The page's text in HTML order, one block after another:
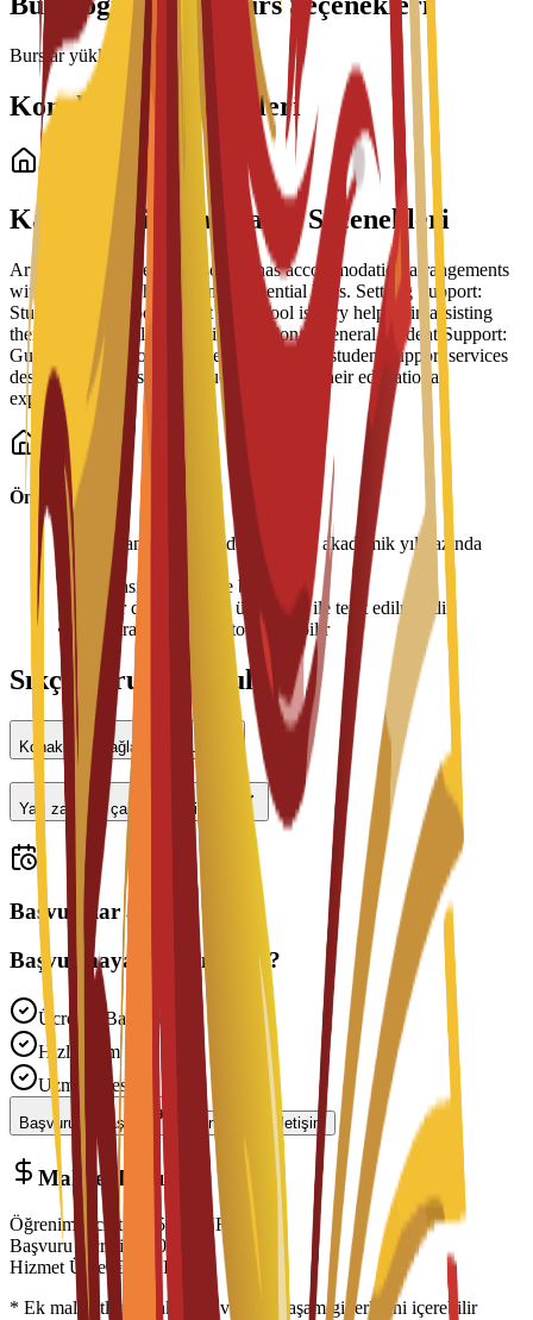
Burslar yükleniyor...
Konaklama Seçenekleri
Öğrenci Konaklama
Kampüs İçi Konaklama Seçenekleri
Arrangement Types: The school has accommodation arrangements
with a number of hostels and residential halls. Settling Support:
Students have reported that the school is very helpful in assisting
them to settle well into life in Barcelona. General Student Support:
Guidance is part of a broader suite of 24/7 student support services
designed to help students succeed during their educational
experience.
Önemli Bilgiler
•Konaklama ücretleri dönem veya akademik yıl bazında
ödenir
Oda tahsisi müsaitliğe bağlıdır
•
Fiyatlar değişebilir ve üniversite ile teyit edilmelidir
• Giriş sırasında depozito gerekebilir
Sıkça Sorulan Sorular
Konaklama sağlanıyor mu?
Yarı zamanlı çalışabilir miyim?
Başvurular açık
Başvurmaya Hazır mısınız?
Ücretsiz Başvuru
Hızlı İşlem
Uzman Desteği
Başvuruyu Başlat Danışmanla İletişim
Maliyet Dağılımı
Öğrenim Ücreti 7,500
EUR
Başvuru Ücreti
300
Hizmet Ücreti
€
EUR
* Ek maliyetler konaklama, vize ve yaşam giderlerini içerebilir